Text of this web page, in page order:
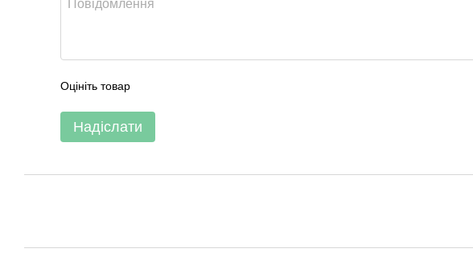
Оцініть товар
Надіслати